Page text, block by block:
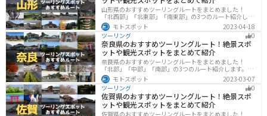
山形県のおすすめツーリングルートをまとめました！
「北西部」「北東部」「南東部」の3つのルート紹介しま
す。豊かな自然と歴史的な観光スポット、山と海どちら
も堪能できるスポットが多数あります。バイクで山形県
にツーリングに行く際は参考にしてください。
モトスポット
2023-04-18
ツーリング
0
奈良県のおすすめツーリングルート！絶景スポ
ットや観光スポットをまとめて紹介
奈良県のおすすめツーリングルートをまとめました！
「北部」「中部」「南部」の3つのルート紹介します。歴
史のある神社寺院が多数あり、自然豊かや山々、グルメ
を満喫するツーリングができます。バイクで奈良県にツ
ーリングに行く際は参考にしてください。
モトスポット
2023-03-07
ツーリング
0
佐賀県のおすすめツーリングルート！絶景スポ
ットや観光スポットをまとめて紹介
佐賀県のおすすめツーリングルートをまとめました！